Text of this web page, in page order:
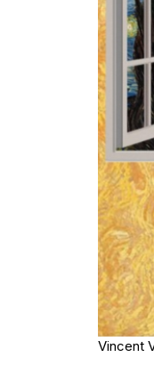
Vincent